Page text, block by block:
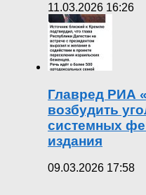
11.03.2026 16:26
Главред РИА
возбудить
системных
издания
09.03.2026 17:58